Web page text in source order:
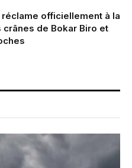
réclame officiellement à la
crânes de Bokar Biro et